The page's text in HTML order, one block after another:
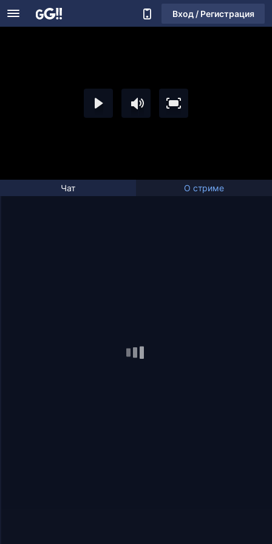
Вход / Регистрация
Чат О стриме